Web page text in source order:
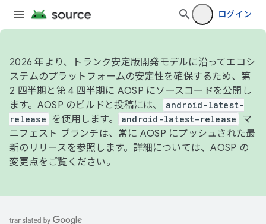
ログイン
2026 年より、トランク安定版開発モデルに沿ってエコシ
ステムのプラットフォームの安定性を確保するため、第
2 四半期と第 4 四半期に AOSP にソースコードを公開し
ます。AOSP のビルドと投稿には、
android-latest-
release
を使用します。 android-latest-release
マ
ニフェスト ブランチは、常に AOSP にプッシュされた最
新のリリースを参照します。詳細については、AOSP の
変更点をご覧ください。